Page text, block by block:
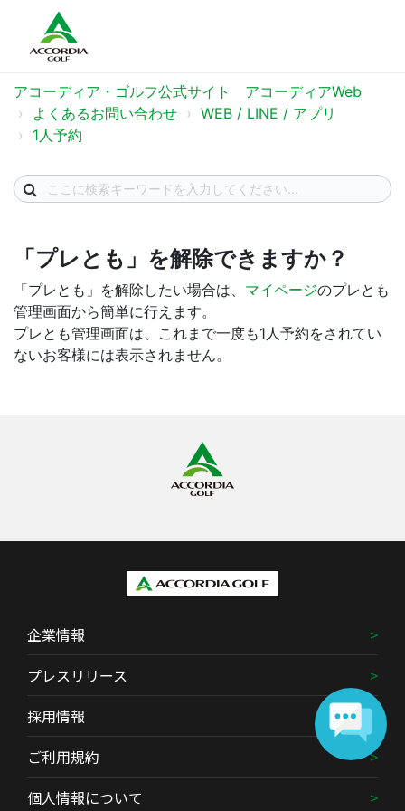
アコーディア・ゴルフ公式サイト アコーディアWeb
よくあるお問い合わせ
WEB / LINE / アプリ
1人予約​
「プレとも」を解除できますか？
「プレとも」を解除したい場合は、 マイページのプレとも
管理画面から簡単に行えます。
プレとも管理画面は、これまで一度も1人予約をされてい
ないお客様には表示されません。
企業情報
プレスリリース
採用情報
ご利用規約
個人情報について